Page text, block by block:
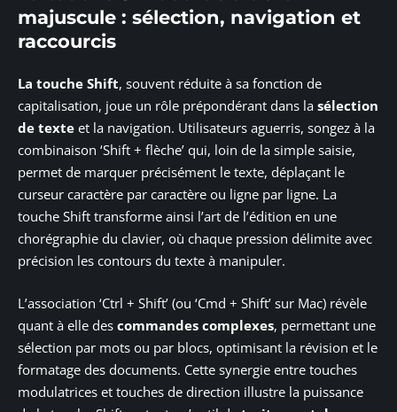
majuscule : sélection, navigation et
raccourcis
La touche Shift, souvent réduite à sa fonction de
capitalisation, joue un rôle prépondérant dans la sélection
de texte et la navigation. Utilisateurs aguerris, songez à la
combinaison ‘Shift + flèche’ qui, loin de la simple saisie,
permet de marquer précisément le texte, déplaçant le
curseur caractère par caractère ou ligne par ligne. La
touche Shift transforme ainsi l’art de l’édition en une
chorégraphie du clavier, où chaque pression délimite avec
précision les contours du texte à manipuler.
L’association ‘Ctrl + Shift’ (ou ‘Cmd + Shift’ sur Mac) révèle
quant à elle des commandes complexes, permettant une
sélection par mots ou par blocs, optimisant la révision et le
formatage des documents. Cette synergie entre touches
modulatrices et touches de direction illustre la puissance